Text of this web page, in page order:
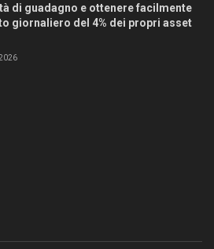
di guadagno e ottenere facilmente
giornaliero del 4% dei propri asset